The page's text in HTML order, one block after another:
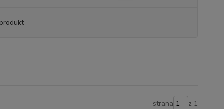
strana z 1